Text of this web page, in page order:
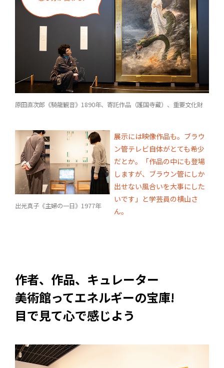
原田直次郎《騎龍観音》1890年、寄託作品（護国寺蔵）、重要文化財
出光真子《主婦の一日》1977年
展示には映像作品も。ブラウ
ン管テレビ自体がとても希少
だとか。「作品の中にも登場
しますが、ブラウン管にしか
出せない風合いを大事にした
いです」と学芸員の横山さ
ん。
作者、作品、キュレーター
美術館ってエネルギーの宝庫!
目で見て心で感じよう